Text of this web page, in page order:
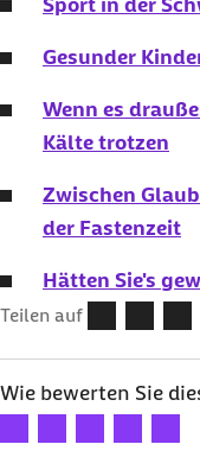
Sport in der
Gesunder
Wenn es
Kälte trotzen
Zwischen
der Fastenzeit
Hätten Sie's
Teilen auf
Wie bewerten Sie
Ihre Bewertung: 1 Stern
Ihre Bewertung: 2
Ihre Ihre Ihre